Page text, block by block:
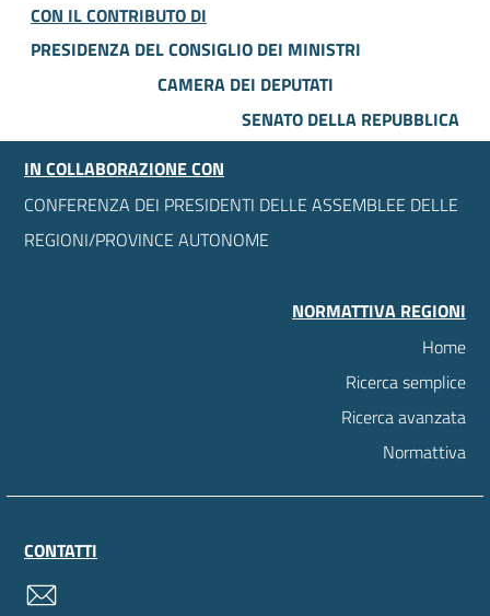
CON IL CONTRIBUTO DI
PRESIDENZA DEL CONSIGLIO DEI MINISTRI
CAMERA DEI DEPUTATI
SENATO DELLA REPUBBLICA
IN COLLABORAZIONE CON
CONFERENZA DEI PRESIDENTI DELLE ASSEMBLEE DELLE
REGIONI/PROVINCE AUTONOME
NORMATTIVA REGIONI
Home
Ricerca semplice
Ricerca avanzata
Normattiva
CONTATTI